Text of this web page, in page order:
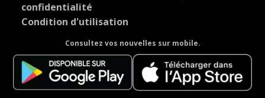
confidentialité
Condition d'utilisation
Consultez vos nouvelles sur mobile.